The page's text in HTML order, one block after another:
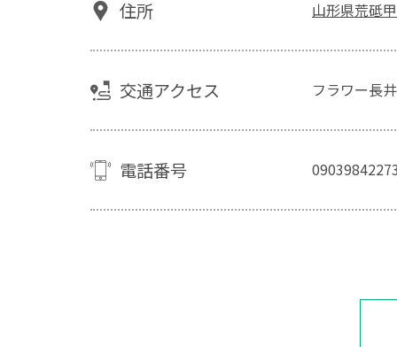
住所 山形県荒砥
交通アクセス フラワー長
電話番号 09039842273